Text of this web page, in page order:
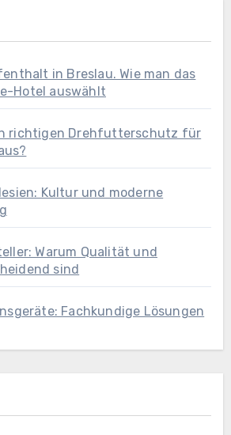
in Breslau. Wie man das
Hotel auswählt
richtigen Drehfutterschutz für
Kultur und moderne
Warum Qualität und
sind
Fachkundige Lösungen